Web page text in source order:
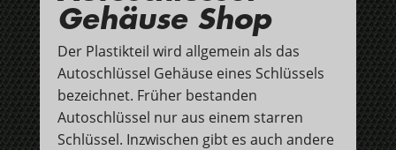
Gehäuse Shop
Der Plastikteil wird allgemein als das
Autoschlüssel Gehäuse eines Schlüssels
bezeichnet. Früher bestanden
Autoschlüssel nur aus einem starren
Schlüssel. Inzwischen gibt es auch andere